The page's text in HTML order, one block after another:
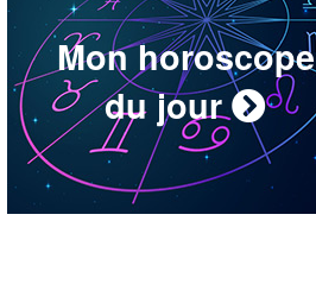
Mon horoscope
du jour